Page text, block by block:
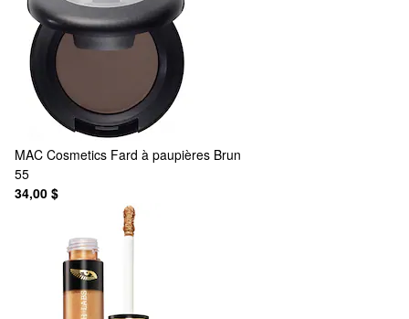
MAC Cosmetics Fard à paupières Brun
55
34,00 $